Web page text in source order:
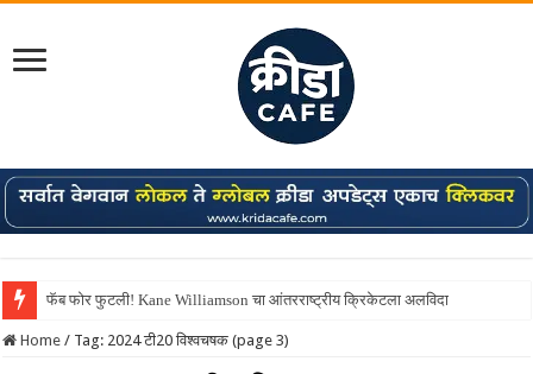
फॅब फोर फुटली! Kane Williamson चा आंतरराष्ट्रीय क्रिकेटला अलविदा
Home / Tag: 2024 टी20 विश्वचषक (page 3)